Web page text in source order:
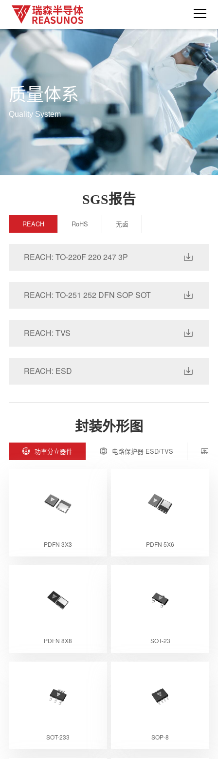
质量体系
Quality System
SGS报告
REACH RoHS 无卤
REACH: TO-220F 220 247 3P
REACH: TO-251 252 DFN SOP SOT
REACH: TVS
REACH: ESD
封装外形图
功率分立器件 电路保护器 ESD/TVS
PDFN 3X3 PDFN 5X6
PDFN 8X8 SOT-23
SOT-233 SOP-8